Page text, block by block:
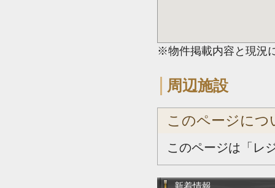
※物件掲載内容と現況
周辺施設
このページにつ
このページは「レ
新着情報